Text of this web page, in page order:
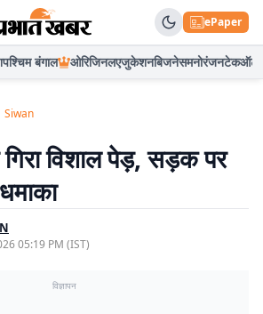
ePaper
पश्चिम बंगाल ओरिजिनलएजुकेशनबिजनेसमनोरंजनटेकऑटो
Siwan
विशाल पेड़, सड़क पर
05:19 PM (IST)
विज्ञापन